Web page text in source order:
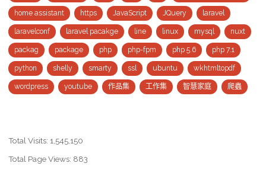
home assistant https JavaScript JQuery laravel
laravelconf laravel pacakge line linux mysql nuxt
packag package php php-fpm php 5.6 php 7.1
python shelly smarty ssl ubuntu wkhtmltopdf
wordpress youtube 作品集 工作集 智慧家庭 爬蟲
Total Visits: 1,545,150
Total Page Views: 883